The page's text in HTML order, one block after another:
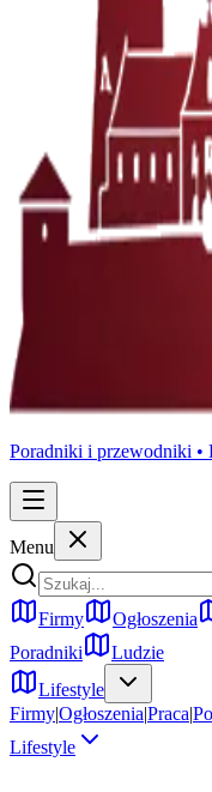
Poradniki i przewodniki •
Menu
Firmy Ogłoszenia
Poradniki
Ludzie
Lifestyle
Firmy|Ogłoszenia|Praca|
Lifestyle